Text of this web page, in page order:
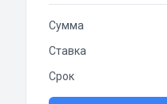
Сумма
Ставка
Срок